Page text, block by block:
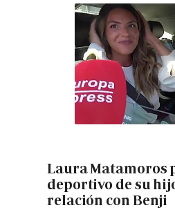
Laura Matamoros
deportivo de su
relación con Benji